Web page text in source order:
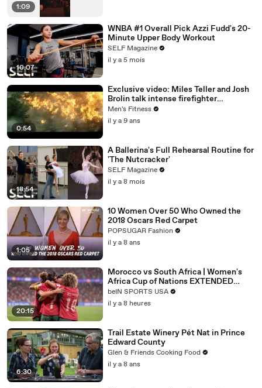
1:09
10:07
WNBA #1 Overall Pick Azzi Fudd's 20-
Minute Upper Body Workout
SELF Magazine
il y a 5 mois
0:54
Exclusive video: Miles Teller and Josh
Brolin talk intense firefighter
bootcamp for ‘Only the Brave’
Men's Fitness
il y a 9 ans
18:54
A Ballerina's Full Rehearsal Routine for
'The Nutcracker'
SELF Magazine
il y a 8 mois
1:05
10 Women Over 50 Who Owned the
2018 Oscars Red Carpet
POPSUGAR Fashion
il y a 8 ans
20:15
Morocco vs South Africa | Women's
Africa Cup of Nations EXTENDED
HIGHLIGHT
|08/08/2026|beINSportsUSA
beIN SPORTS USA
il y a 8 heures
6:30
Trail Estate Winery Pét Nat in Prince
Edward County
Glen & Friends Cooking Food
il y a 8 ans